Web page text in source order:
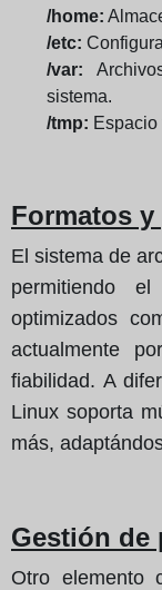
/home:
/etc:
/var:
sistema.
/tmp:
Formatos
El sistema de
permitiendo
optimizados
actualmente
fiabilidad. A
Linux soporta
más,
Gestión de
Otro elemento